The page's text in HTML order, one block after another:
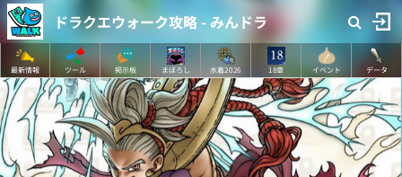
ドラクエウォーク攻略 - みんドラ
最新情報 ツール 掲示板 まぼろし 水着2026 18章 イベント データ